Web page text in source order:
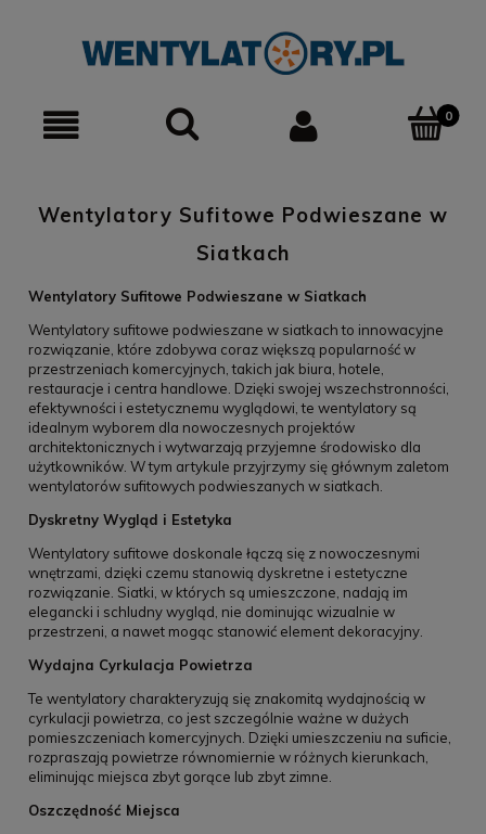
0
Wentylatory Sufitowe Podwieszane w
Siatkach
Wentylatory Sufitowe Podwieszane w Siatkach
Wentylatory sufitowe podwieszane w siatkach to innowacyjne
rozwiązanie, które zdobywa coraz większą popularność w
przestrzeniach komercyjnych, takich jak biura, hotele,
restauracje i centra handlowe. Dzięki swojej wszechstronności,
efektywności i estetycznemu wyglądowi, te wentylatory są
idealnym wyborem dla nowoczesnych projektów
architektonicznych i wytwarzają przyjemne środowisko dla
użytkowników. W tym artykule przyjrzymy się głównym zaletom
wentylatorów sufitowych podwieszanych w siatkach.
Dyskretny Wygląd i Estetyka
Wentylatory sufitowe doskonale łączą się z nowoczesnymi
wnętrzami, dzięki czemu stanowią dyskretne i estetyczne
rozwiązanie. Siatki, w których są umieszczone, nadają im
elegancki i schludny wygląd, nie dominując wizualnie w
przestrzeni, a nawet mogąc stanowić element dekoracyjny.
Wydajna Cyrkulacja Powietrza
Te wentylatory charakteryzują się znakomitą wydajnością w
cyrkulacji powietrza, co jest szczególnie ważne w dużych
pomieszczeniach komercyjnych. Dzięki umieszczeniu na suficie,
rozpraszają powietrze równomiernie w różnych kierunkach,
eliminując miejsca zbyt gorące lub zbyt zimne.
Oszczędność Miejsca